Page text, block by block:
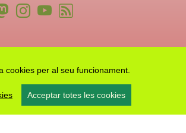
cookies per al seu funcionament.
Acceptar totes les cookies